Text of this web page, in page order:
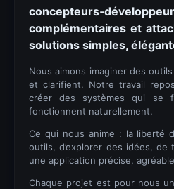
complémentaires et
solutions simples,
Nous aimons imaginer des
et clarifient. Notre travail
créer des systèmes qui se
fonctionnent naturellement.
Ce qui nous anime : la liberté
outils, d’explorer des idées,
une application précise,
Chaque projet est pour nous